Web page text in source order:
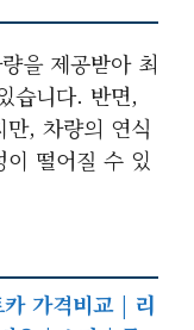
을 제공받아 최
습니다. 반면,
, 차량의 연식
떨어질 수 있
가격비교 | 리